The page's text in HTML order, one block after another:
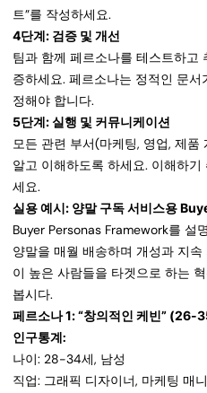
트”를 작성하세요.
4단계: 검증 및 개선
팀과 함께 페르소나를 테스트하고
증하세요. 페르소나는 정적인 문
정해야 합니다.
5단계: 실행 및 커뮤니케이션
모든 관련 부서(마케팅, 영업, 제
알고 이해하도록 하세요. 이해하
세요.
실용 예시: 양말 구독 서비스용
Buyer Personas Framework를 설
양말을 매월 배송하며 개성과 지
이 높은 사람들을 타겟으로 하는
봅시다.
페르소나 1: “창의적인 케빈” (26-
인구통계:
나이: 28-34세, 남성
직업: 그래픽 디자이너, 마케팅 매